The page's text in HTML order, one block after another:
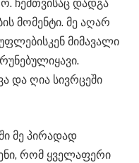
ჩემთვისაც დადგა
მომენტი. მე აღარ
მიმავალი
და ღია სივრცეში
მე პირადად
რომ ყველაფერი